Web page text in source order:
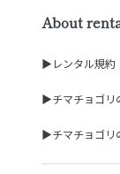
About
▶レンタル規約
▶チマチョゴリ
▶チマチョゴリ